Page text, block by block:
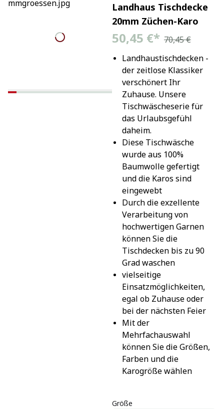
Landhaus Tischdecke
20mm Züchen-Karo
50,45 €* 70,45 €
Landhaustischdecken -
der zeitlose Klassiker
verschönert Ihr
Zuhause. Unsere
Tischwäscheserie für
das Urlaubsgefühl
daheim.
Diese Tischwäsche
wurde aus 100%
Baumwolle gefertigt
und die Karos sind
eingewebt
Durch die exzellente
Verarbeitung von
hochwertigen Garnen
können Sie die
Tischdecken bis zu 90
Grad waschen
vielseitige
Einsatzmöglichkeiten,
egal ob Zuhause oder
bei der nächsten Feier
Mit der
Mehrfachauswahl
können Sie die Größen,
Farben und die
Karogröße wählen
Größe